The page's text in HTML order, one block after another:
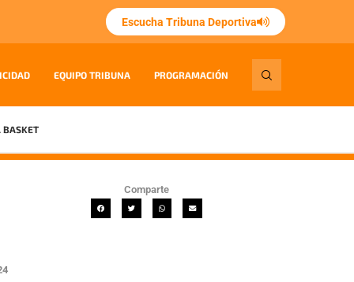
Escucha Tribuna Deportiva
EQUIPO TRIBUNA PROGRAMACIÓN
BASKET
Comparte